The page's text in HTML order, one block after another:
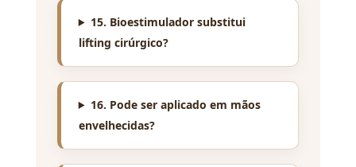
15. Bioestimulador substitui
lifting cirúrgico?
16. Pode ser aplicado em mãos
envelhecidas?